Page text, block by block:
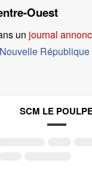
Ouest
un journal
SCM LE